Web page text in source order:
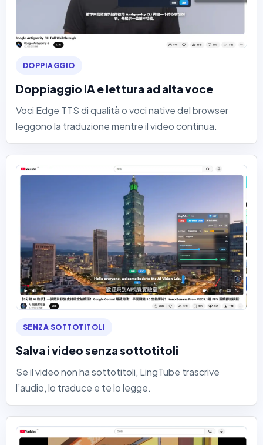
DOPPIAGGIO
Doppiaggio IA e lettura ad alta voce
Voci Edge TTS di qualità o voci native del browser
leggono la traduzione mentre il video continua.
SENZA SOTTOTITOLI
Salva i video senza sottotitoli
Se il video non ha sottotitoli, LingTube trascrive
l’audio, lo traduce e te lo legge.